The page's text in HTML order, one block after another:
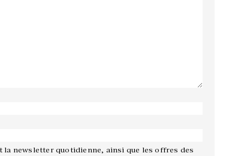
newsletter quotidienne, ainsi que les offres des